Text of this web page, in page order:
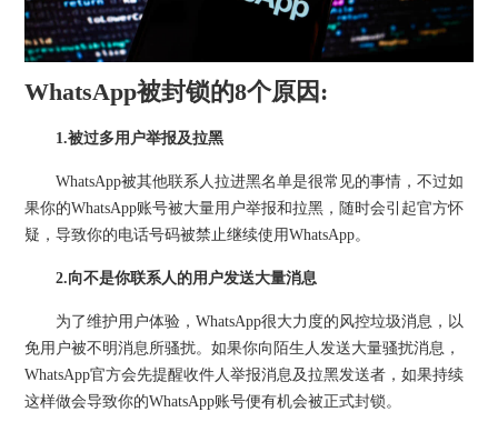
WhatsApp被封锁的8个原因:
1.被过多用户举报及拉黑
WhatsApp被其他联系人拉进黑名单是很常见的事情，不过如
果你的WhatsApp账号被大量用户举报和拉黑，随时会引起官方怀
疑，导致你的电话号码被禁止继续使用WhatsApp。
2.向不是你联系人的用户发送大量消息
为了维护用户体验，WhatsApp很大力度的风控垃圾消息，以
免用户被不明消息所骚扰。如果你向陌生人发送大量骚扰消息，
WhatsApp官方会先提醒收件人举报消息及拉黑发送者，如果持续
这样做会导致你的WhatsApp账号便有机会被正式封锁。